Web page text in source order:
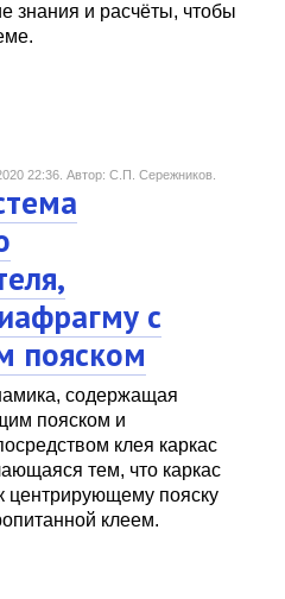
знания и расчёты, чтобы
22:36. Автор: С.П. Сережников.
с
пояском
содержащая
пояском и
клея каркас
тем, что каркас
центрирующему пояску
клеем.